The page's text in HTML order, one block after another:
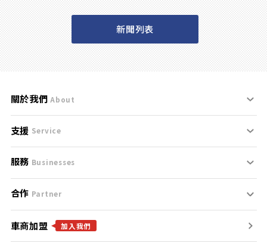
新聞列表
關於我們 About
刊登規範
服務條款
免責聲明
隱私權政策
支援 Service
支援中心
聯絡我們
服務 Businesses
什麼是Goo鑑定？
找好車
合作 Partner
合作夥伴
車商加盟 加入我們